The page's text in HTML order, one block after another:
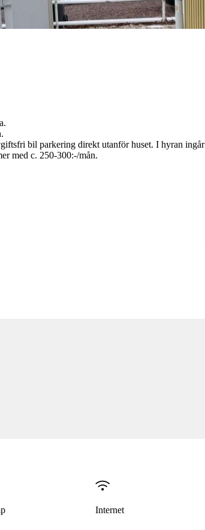
bil parkering direkt utanför huset. I hyran ingår
med c. 250-300:-/mån.
Internet